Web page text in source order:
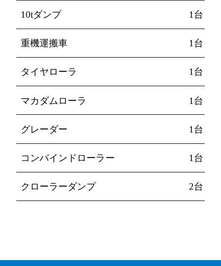
10tダンプ 1台
重機運搬車 1台
タイヤローラ 1台
マカダムローラ 1台
グレーダー 1台
コンバインドローラー 1台
クローラーダンプ 2台